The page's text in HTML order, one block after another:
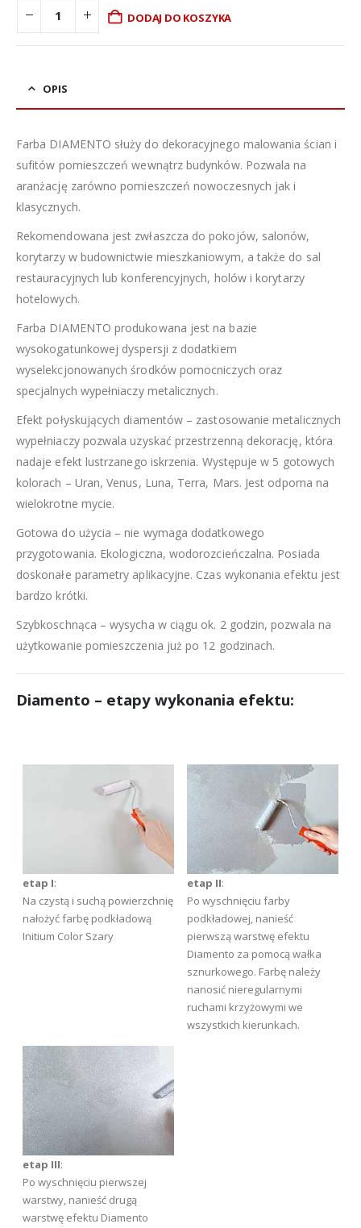
DODAJ DO KOSZYKA
OPIS
Farba DIAMENTO służy do dekoracyjnego malowania ścian i
sufitów pomieszczeń wewnątrz budynków. Pozwala na
aranżację zarówno pomieszczeń nowoczesnych jak i
klasycznych.
Rekomendowana jest zwłaszcza do pokojów, salonów,
korytarzy w budownictwie mieszkaniowym, a także do sal
restauracyjnych lub konferencyjnych, holów i korytarzy
hotelowych.
Farba DIAMENTO produkowana jest na bazie
wysokogatunkowej dyspersji z dodatkiem
wyselekcjonowanych środków pomocniczych oraz
specjalnych wypełniaczy metalicznych.
Efekt połyskujących diamentów – zastosowanie metalicznych
wypełniaczy pozwala uzyskać przestrzenną dekorację, która
nadaje efekt lustrzanego iskrzenia. Występuje w 5 gotowych
kolorach – Uran, Venus, Luna, Terra, Mars. Jest odporna na
wielokrotne mycie.
Gotowa do użycia – nie wymaga dodatkowego
przygotowania. Ekologiczna, wodorozcieńczalna. Posiada
doskonałe parametry aplikacyjne. Czas wykonania efektu jest
bardzo krótki.
Szybkoschnąca – wysycha w ciągu ok. 2 godzin, pozwala na
użytkowanie pomieszczenia już po 12 godzinach.
Diamento – etapy wykonania efektu:
etap I:
Na czystą i suchą powierzchnię
nałożyć farbę podkładową
Initium Color Szary
etap II:
Po wyschnięciu farby
podkładowej, nanieść
pierwszą warstwę efektu
Diamento za pomocą wałka
sznurkowego. Farbę należy
nanosić nieregularnymi
ruchami krzyżowymi we
wszystkich kierunkach.
etap III:
Po wyschnięciu pierwszej
warstwy, nanieść drugą
warstwę efektu Diamento